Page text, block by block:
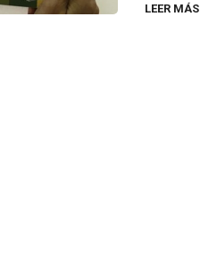
LEER MÁS